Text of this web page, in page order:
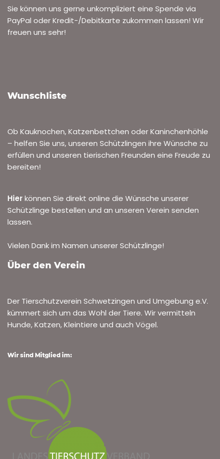
Sie können uns gerne unkompliziert eine Spende via
PayPal oder Kredit-/Debitkarte zukommen lassen! Wir
freuen uns sehr!
Wunschliste
Ob Kauknochen, Katzenbettchen oder Kaninchenhöhle
– helfen Sie uns, unseren Schützlingen ihre Wünsche zu
erfüllen und unseren tierischen Freunden eine Freude zu
bereiten!
Hierkönnen Sie direkt online die Wünsche unserer
Schützlinge bestellen und an unseren Verein senden
lassen.
Vielen Dank im Namen unserer Schützlinge!
Über den Verein
Der Tierschutzverein Schwetzingen und Umgebung e.V.
kümmert sich um das Wohl der Tiere. Wir vermitteln
Hunde, Katzen, Kleintiere und auch Vögel.
Wir sind Mitglied im: